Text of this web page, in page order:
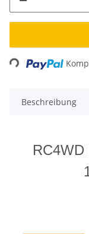
Loading...
Beschreibung